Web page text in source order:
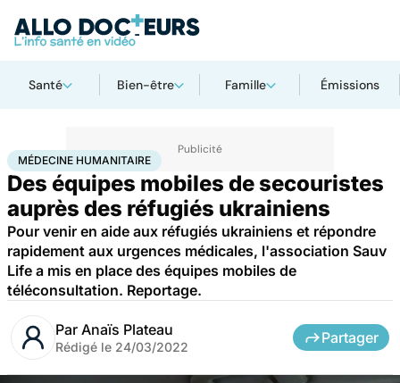
Santé Bien-être Famille Émissions
AccueilSantéMédecine humanitaire
MÉDECINE HUMANITAIRE
Des équipes mobiles de secouristes
auprès des réfugiés ukrainiens
Pour venir en aide aux réfugiés ukrainiens et répondre
rapidement aux urgences médicales, l'association Sauv
Life a mis en place des équipes mobiles de
téléconsultation. Reportage.
Par Anaïs Plateau
Rédigé le 24/03/2022
Partager